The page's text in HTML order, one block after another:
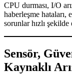
CPU durması, I/O
haberleşme hataları,
sorunlar hızlı şekilde
Sensör,
Kaynaklı